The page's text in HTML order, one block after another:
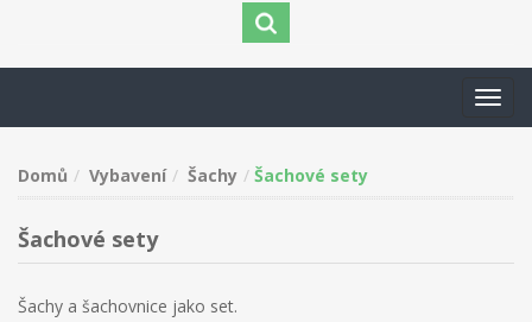
Domů Vybavení Šachy Šachové sety
Šachové sety
Šachy a šachovnice jako set.